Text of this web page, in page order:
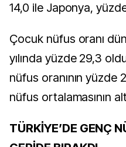
14,0 ile Japonya,
Çocuk nüfus oranı
yılında yüzde 29,3
nüfus oranının
nüfus ortalamasının
TÜRKİYE’DE GENÇ